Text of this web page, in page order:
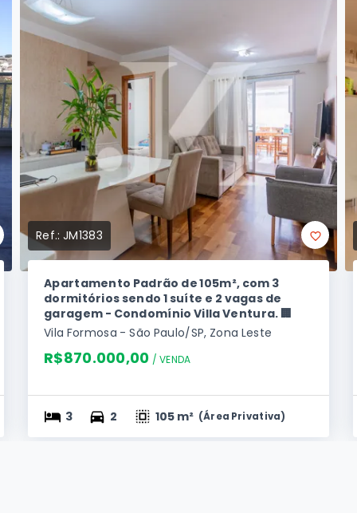
Ref.:JM1383
Apartamento Padrão de 105m², com 3
dormitórios sendo 1 suíte e 2 vagas de
garagem - Condomínio Villa Ventura. 🏢
Vila Formosa - São Paulo/SP, Zona Leste
R$870.000,00 / VENDA
3 2 105 m² (Área Privativa)